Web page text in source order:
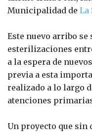
Municipalidad de La
Este nuevo arribo se
esterilizaciones
a la espera de
previa a esta
realizado a lo largo
atenciones
Un proyecto que sin